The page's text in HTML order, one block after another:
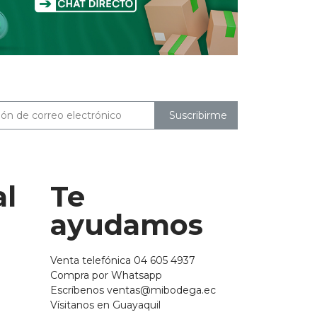
Suscribirme
Te
ayudamos
Venta telefónica 04 605 4937
Compra por Whatsapp
Escríbenos ventas@mibodega.ec
Vísitanos en Guayaquil